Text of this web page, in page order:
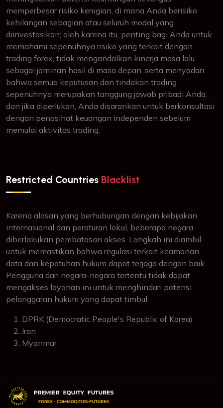
memperbesar risiko kerugian, di mana Anda berisiko
kehilangan sebagian atau seluruh modal yang
diinvestasikan; oleh karena itu, penting bagi Anda untuk
memahami sepenuhnya risiko yang terkait dengan
trading forex, tidak mengandalkan kinerja masa lalu
sebagai jaminan hasil di masa depan, serta menyadari
bahwa semua keputusan dan tindakan trading
sepenuhnya merupakan tanggung jawab pribadi Anda,
dan jika diperlukan, Anda disarankan untuk berkonsultasi
dengan penasihat keuangan independen sebelum
memulai aktivitas trading.
Restricted Countries Blacklist
Karena alasan yang berhubungan dengan kebijakan
internasional dan peraturan lokal, beberapa negara
diberlakukan pembatasan akses. Langkah ini diambil
untuk memastikan bahwa regulasi terkait keamanan
data dan kepatuhan hukum dapat terjaga dengan baik.
Pengguna dari negara-negara tertentu tidak dapat
mengakses layanan ini untuk menghindari potensi
pelanggaran hukum yang dapat timbul.
DPRK (Democratic People's Republic of Korea)
Iran
Myanmar